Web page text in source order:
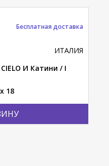
ИТАЛИЯ
И Катини / I
18
Бесплатная доставка